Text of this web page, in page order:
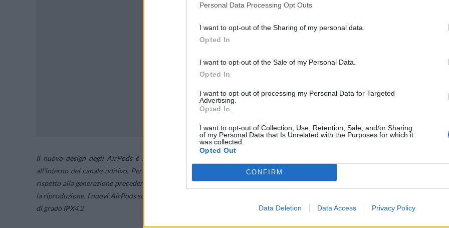
Personal Data Processing Opt Outs
I want to opt-out of the Sharing of my personal data.
Opted In
I want to opt-out of the Sale of my Personal Data.
Opted In
I want to opt-out of processing my Personal Data for Targeted
Advertising.
Opted In
I want to opt-out of Collection, Use, Retention, Sale, and/or Sharing
of my Personal Data that Is Unrelated with the Purposes for which it
was collected.
Opted Out
CONFIRM
Data Deletion Data Access Privacy Policy
Il nuovo design degli AirPods è leggero e affusolato, con l’angolazione perfetta per garantire comfort e per indirizzare il suono
all’interno del canale uditivo. Per conferire al design un aspetto più sottile, la parte inferiore degli auricolari è stata resa più corta
rispetto alla generazione precedente ed è stato usato lo stesso intuitivo sensore di pressione disponibile sugli AirPods Pro per gestire
la riproduzione. I nuovi AirPods sono resistenti al sudore e all’acqua: sia la custodia di ricarica che gli auricolari hanno una resistenza
di grado IPX4.2